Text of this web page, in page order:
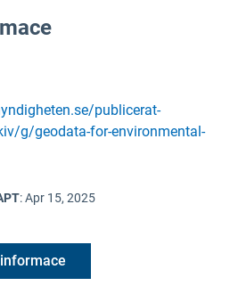
publicerat-
g/geodata-for-environmental-
:Apr 15, 2025